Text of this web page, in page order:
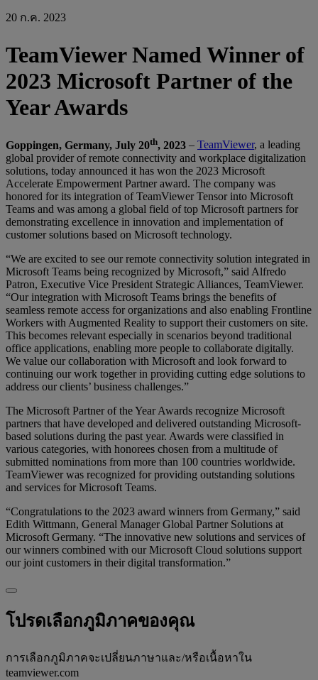
20 ก.ค. 2023
TeamViewer Named Winner of
2023 Microsoft Partner of the
Year Awards
Goppingen, Germany, July 20th, 2023 – TeamViewer, a leading
global provider of remote connectivity and workplace digitalization
solutions, today announced it has won the 2023 Microsoft
Accelerate Empowerment Partner award. The company was
honored for its integration of TeamViewer Tensor into Microsoft
Teams and was among a global field of top Microsoft partners for
demonstrating excellence in innovation and implementation of
customer solutions based on Microsoft technology.
“We are excited to see our remote connectivity solution integrated in
Microsoft Teams being recognized by Microsoft,” said Alfredo
Patron, Executive Vice President Strategic Alliances, TeamViewer.
“Our integration with Microsoft Teams brings the benefits of
seamless remote access for organizations and also enabling Frontline
Workers with Augmented Reality to support their customers on site.
This becomes relevant especially in scenarios beyond traditional
office applications, enabling more people to collaborate digitally.
We value our collaboration with Microsoft and look forward to
continuing our work together in providing cutting edge solutions to
address our clients’ business challenges.”
The Microsoft Partner of the Year Awards recognize Microsoft
partners that have developed and delivered outstanding Microsoft-
based solutions during the past year. Awards were classified in
various categories, with honorees chosen from a multitude of
submitted nominations from more than 100 countries worldwide.
TeamViewer was recognized for providing outstanding solutions
and services for Microsoft Teams.
“Congratulations to the 2023 award winners from Germany,” said
Edith Wittmann, General Manager Global Partner Solutions at
Microsoft Germany. “The innovative new solutions and services of
our winners combined with our Microsoft Cloud solutions support
our joint customers in their digital transformation.”
โปรดเลือกภูมิภาคของคุณ
การเลือกภูมิภาคจะเปลี่ยนภาษาและ/หรือเนื้อหาใน
teamviewer.com